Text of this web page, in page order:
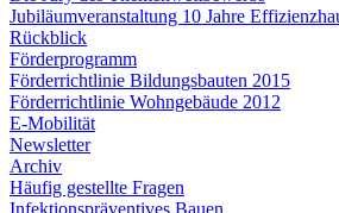
Jubiläumveranstaltung 10 Jahre
Rückblick
Förderprogramm
Förderrichtlinie Bildungsbauten 2015
Förderrichtlinie Wohngebäude 2012
E-Mobilität
Newsletter
Archiv
Häufig gestellte Fragen
Infektionspräventives Bauen